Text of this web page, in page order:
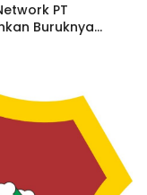
PT
Buruknya